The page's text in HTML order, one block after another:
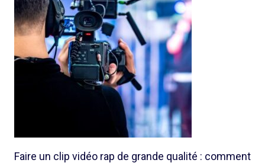
Faire un clip vidéo rap de grande qualité : comment